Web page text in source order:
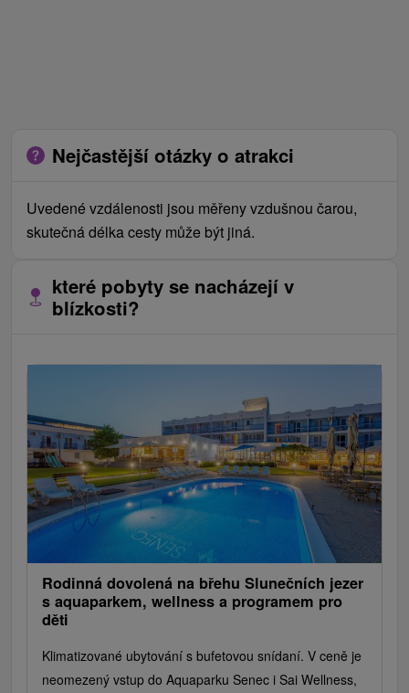
Nejčastější otázky o atrakci
Uvedené vzdálenosti jsou měřeny vzdušnou čarou,
skutečná délka cesty může být jiná.
které pobyty se nacházejí v
blízkosti?
Rodinná dovolená na břehu Slunečních jezer
s aquaparkem, wellness a programem pro
děti
Klimatizované ubytování s bufetovou snídaní. V ceně je
neomezený vstup do Aquaparku Senec i Sai Wellness,